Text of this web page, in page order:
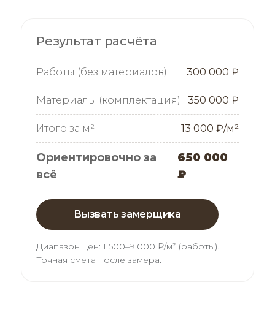
Результат расчёта
Работы (без материалов) 300 000 ₽
Материалы (комплектация) 350 000 ₽
Итого за м² 13 000 ₽/м²
Ориентировочно за
всё
650 000
₽
Вызвать замерщика
Диапазон цен:1 500–9 000 ₽/м² (работы).
Точная смета после замера.